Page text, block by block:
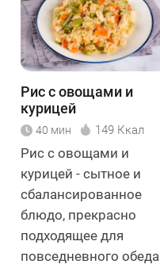
Рис с овощами и
курицей
40 мин 149 Ккал
Рис с овощами и
курицей - сытное и
сбалансированное
блюдо, прекрасно
подходящее для
повседневного обеда